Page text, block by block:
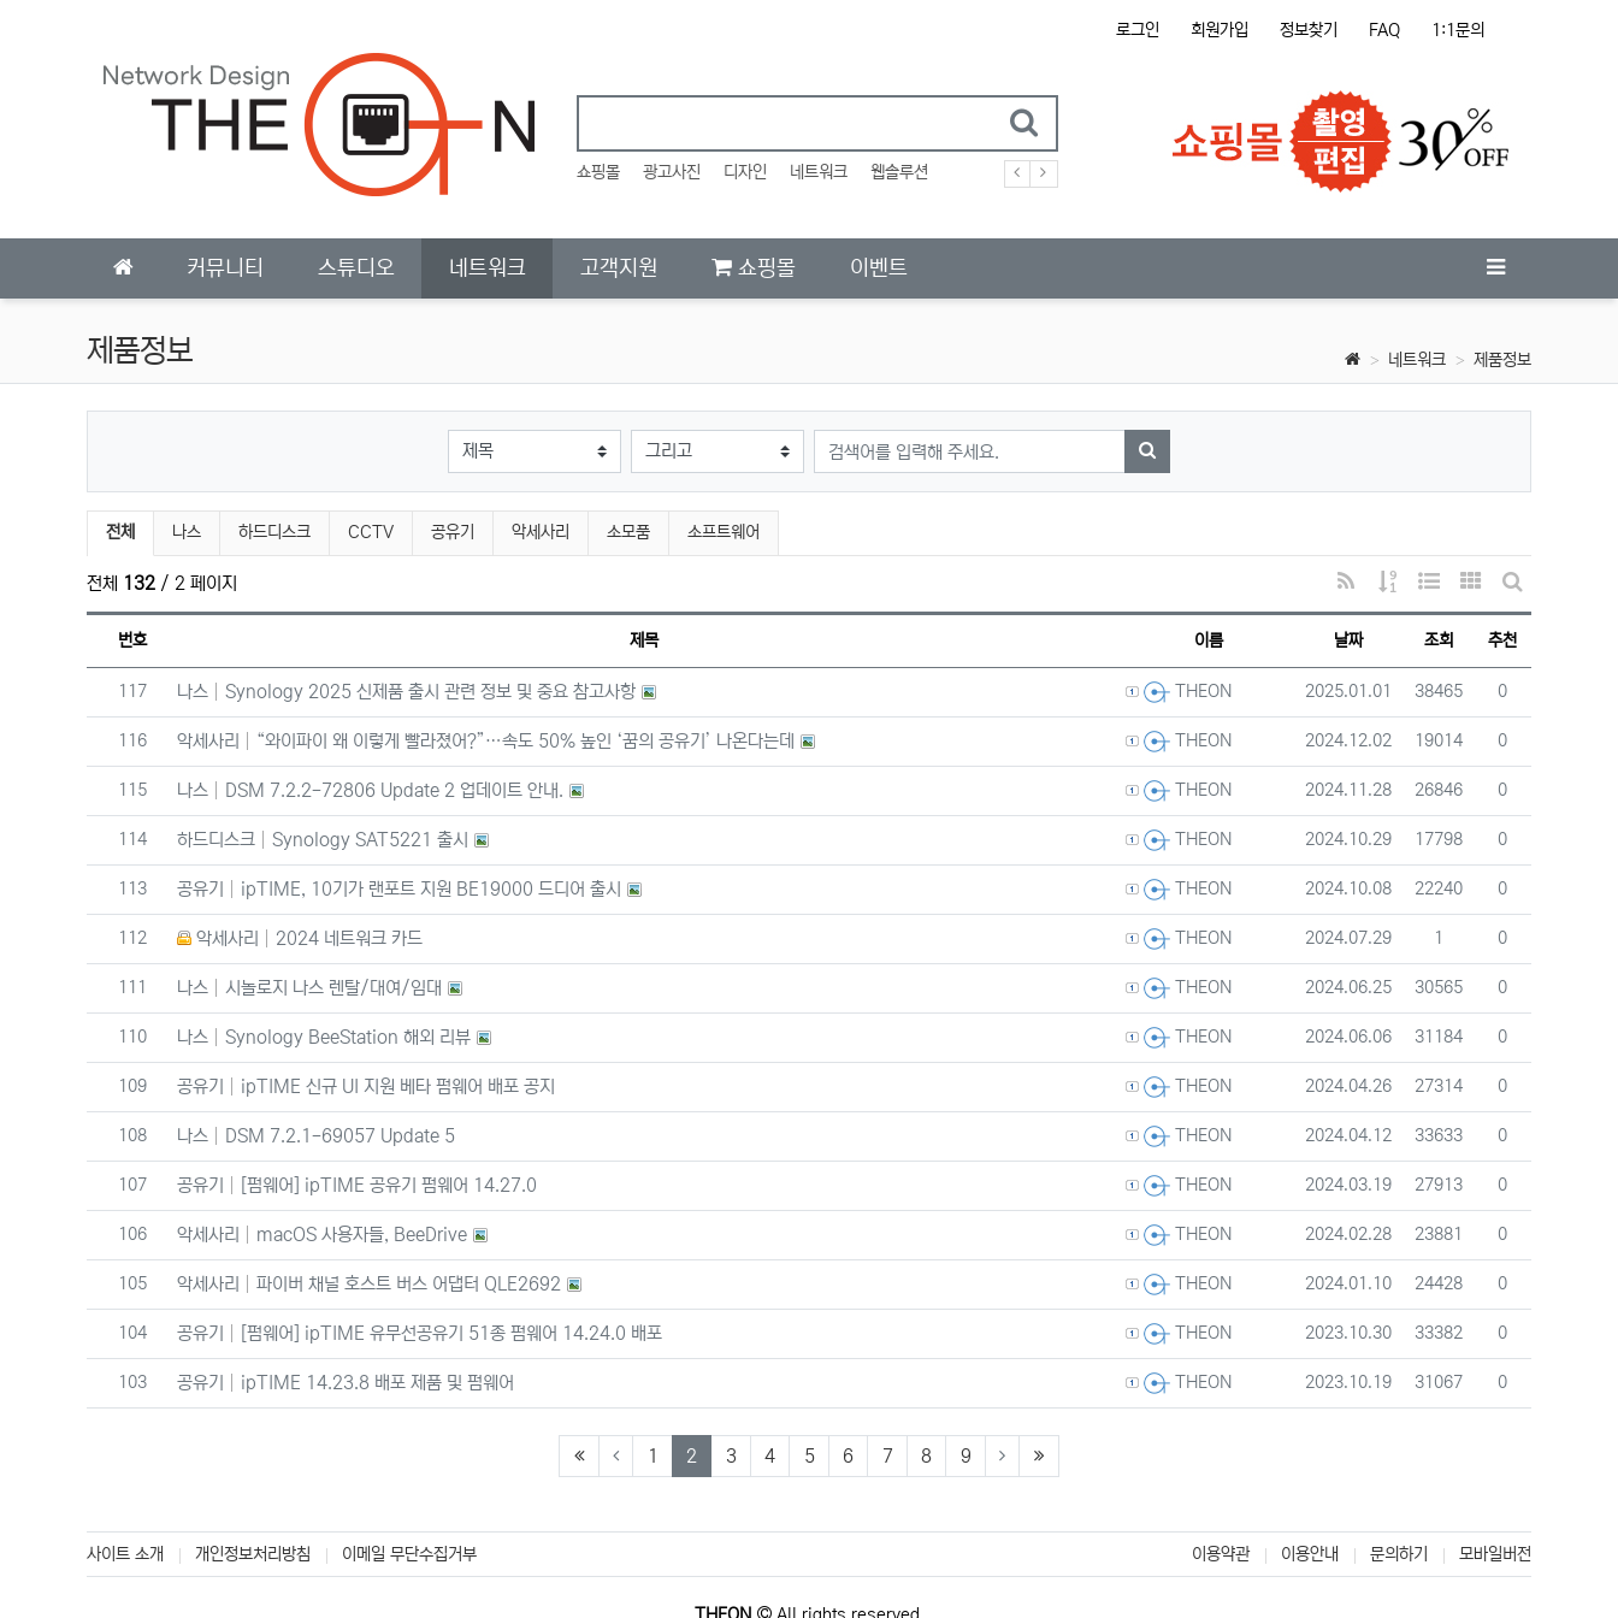
로그인 회원가입 정보찾기 FAQ 1:1문의
쇼핑몰 광고사진 디자인 네트워크 웹솔루션
커뮤니티 스튜디오 네트워크 고객지원 쇼핑몰 이벤트
제품정보 네트워크 제품정보
검색대상
검색어
검색하기
제품정보 분류 목록
전체 나스 하드디스크 CCTV 공유기 악세사리 소모품 소프트웨어
전체 132 / 2 페이지 RSS
게시물 정렬
웹진 스타일갤러리 스타일
게시판 검색
번호 제목 이름 날짜 조회 추천
번호
117 나스 Synology 2025 신제품 출시 관련 정보 및 중요 참고사항 등록자THEON 등록일
2025.01.01 조회
38465 추천
0
번호
116 악세사리 “와이파이 왜 이렇게 빨라졌어?”…속도 50% 높인 ‘꿈의 공유기’ 나온다는데 등록자THEON 등록일
2024.12.02 조회
19014 추천
0
번호
115 나스 DSM 7.2.2-72806 Update 2 업데이트 안내. 등록자THEON 등록일
2024.11.28 조회
26846 추천
0
번호
114 하드디스크 Synology SAT5221 출시 등록자THEON 등록일
2024.10.29 조회
17798 추천
0
번호
113 공유기 ipTIME, 10기가 랜포트 지원 BE19000 드디어 출시 등록자THEON 등록일
2024.10.08 조회
22240 추천
0
번호
112 악세사리 2024 네트워크 카드 등록자THEON 등록일
2024.07.29 조회
1 추천
0
번호
111 나스 시놀로지 나스 렌탈/대여/임대 등록자THEON 등록일
2024.06.25 조회
30565 추천
0
번호
110 나스 Synology BeeStation 해외 리뷰 등록자THEON 등록일
2024.06.06 조회
31184 추천
0
번호
109 공유기 ipTIME 신규 UI 지원 베타 펌웨어 배포 공지 등록자THEON 등록일
2024.04.26 조회
27314 추천
0
번호
108 나스 DSM 7.2.1-69057 Update 5 등록자THEON 등록일
2024.04.12 조회
33633 추천
0
번호
107 공유기 [펌웨어] ipTIME 공유기 펌웨어 14.27.0 등록자THEON 등록일
2024.03.19 조회
27913 추천
0
번호
106 악세사리 macOS 사용자들, BeeDrive 등록자THEON 등록일
2024.02.28 조회
23881 추천
0
번호
105 악세사리 파이버 채널 호스트 버스 어댑터 QLE2692 등록자THEON 등록일
2024.01.10 조회
24428 추천
0
번호
104 공유기 [펌웨어] ipTIME 유무선공유기 51종 펌웨어 14.24.0 배포 등록자THEON 등록일
2023.10.30 조회
33382 추천
0
번호
103 공유기 ipTIME 14.23.8 배포 제품 및 펌웨어 등록자THEON 등록일
2023.10.19 조회
31067 추천
0
(first) 1 2 (current)
3 4 5 6 7 8 9 (last)
사이트 소개 개인정보처리방침 이메일 무단수집거부 이용약관 이용안내 문의하기 모바일버전